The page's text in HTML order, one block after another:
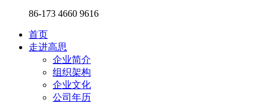
86-173 4660 9616
首页
走进高思
企业简介
组织架构
企业文化
公司年历